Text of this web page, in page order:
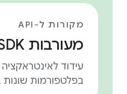
מקורות ל-API
מעורבות SDK
עידוד
בפלטפורמות